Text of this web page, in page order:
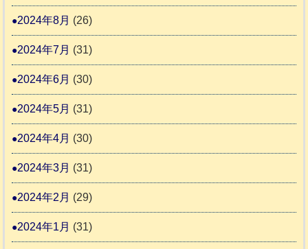
2024年8月 (26)
2024年7月 (31)
2024年6月 (30)
2024年5月 (31)
2024年4月 (30)
2024年3月 (31)
2024年2月 (29)
2024年1月 (31)